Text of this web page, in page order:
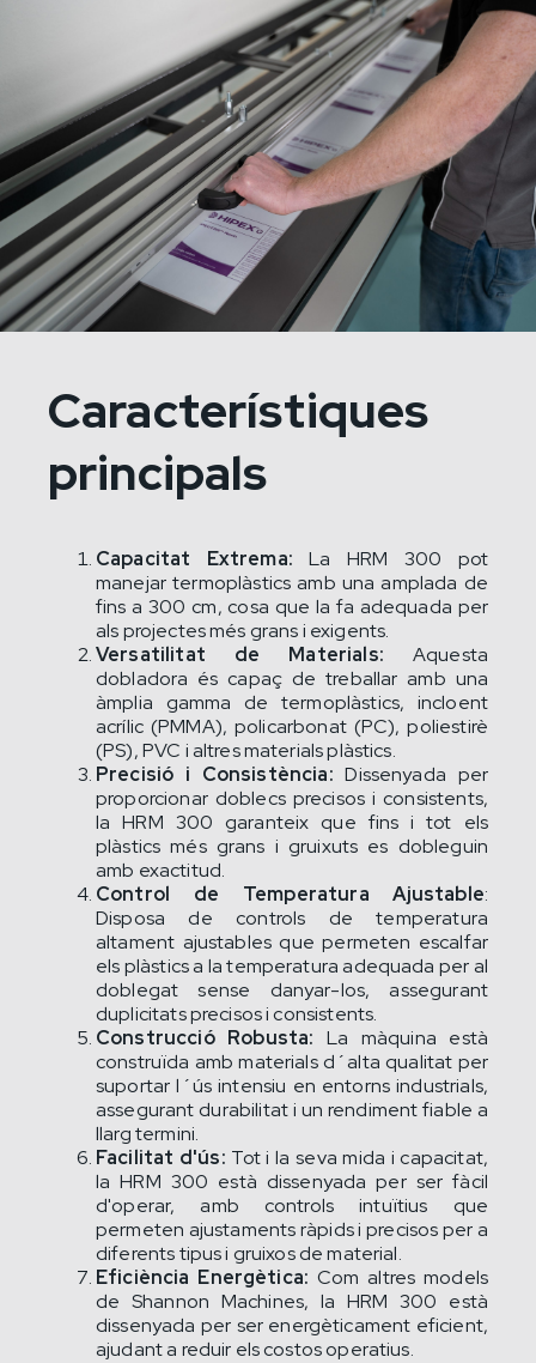
Característiques
principals
Capacitat Extrema: La HRM 300 pot
manejar termoplàstics amb una amplada de
fins a 300 cm, cosa que la fa adequada per
als projectes més grans i exigents.
Versatilitat de Materials: Aquesta
dobladora és capaç de treballar amb una
àmplia gamma de termoplàstics, incloent
acrílic (PMMA), policarbonat (PC), poliestirè
(PS), PVC i altres materials plàstics.
Precisió i Consistència:Dissenyada per
proporcionar doblecs precisos i consistents,
la HRM 300 garanteix que fins i tot els
plàstics més grans i gruixuts es dobleguin
amb exactitud.
Control de Temperatura Ajustable:
Disposa de controls de temperatura
altament ajustables que permeten escalfar
els plàstics a la temperatura adequada per al
doblegat sense danyar-los, assegurant
duplicitats precisos i consistents.
Construcció Robusta: La màquina està
construïda amb materials d´alta qualitat per
suportar l´ús intensiu en entorns industrials,
assegurant durabilitat i un rendiment fiable a
llarg termini.
Facilitat d'ús: Tot i la seva mida i capacitat,
la HRM 300 està dissenyada per ser fàcil
d'operar, amb controls intuïtius que
permeten ajustaments ràpids i precisos per a
diferents tipus i gruixos de material.
Eficiència Energètica: Com altres models
de Shannon Machines, la HRM 300 està
dissenyada per ser energèticament eficient,
ajudant a reduir els costos operatius.